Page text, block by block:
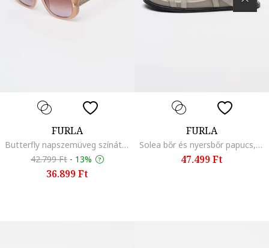
FURLA
Butterfly napszemüveg színátmenetes lencsékkel, Púderrózsaszín
42.799 Ft - 13%
36.899 Ft
FURLA
Solea bőr és nyersbőr papucs, Antracitszürke
47.499 Ft